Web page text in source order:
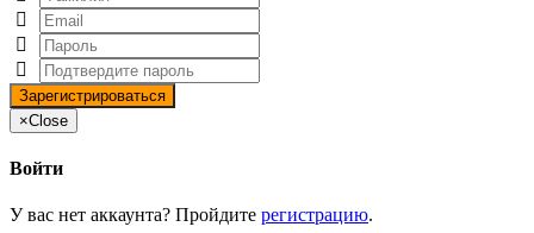
×Close
Войти
У вас нет аккаунта? Пройдите регистрацию.